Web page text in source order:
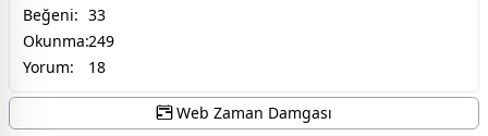
Beğeni: 33
Okunma:249
Yorum:
18
Web Zaman Damgası